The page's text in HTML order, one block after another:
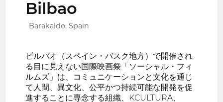
Bilbao
Barakaldo, Spain
ビルバオ（スペイン・バスク地方）で開催され
る目に見えない国際映画祭「ソーシャル・フィ
ルムズ」は、コミュニケーションと文化を通じ
て人間、異文化、公平かつ持続可能な開発を促
進することに専念する組織、KCULTURA、